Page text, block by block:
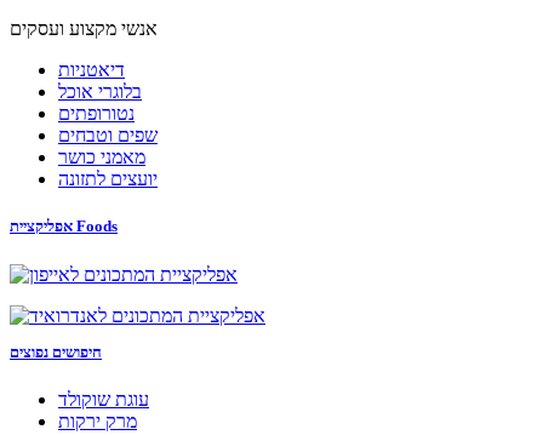
אנשי מקצוע ועסקים
דיאטניות
בלוגרי אוכל
נטורופתים
שפים וטבחים
מאמני כושר
יועצים לתזונה
אפליקציית Foods
חיפושים נפוצים
עוגת שוקולד
מרק ירקות